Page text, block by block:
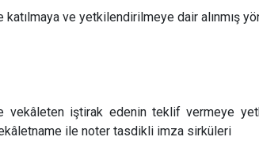
ve yetkilendirilmeye dair alınmış
vekâleten iştirak edenin teklif vermeye
ile noter tasdikli imza sirküleri